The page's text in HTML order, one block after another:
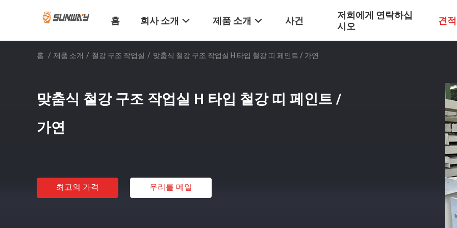
홈 회사 소개 제품 소개 사건
저희에게 연락하십
시오
견
홈 / 제품 소개 / 철강 구조 작업실 / 맞춤식 철강 구조 작업실 H 타입 철강 띠 페인트 / 가연
맞춤식 철강 구조 작업실 H 타입 철강 띠 페인트 /
가연
최고의 가격 우리를 메일